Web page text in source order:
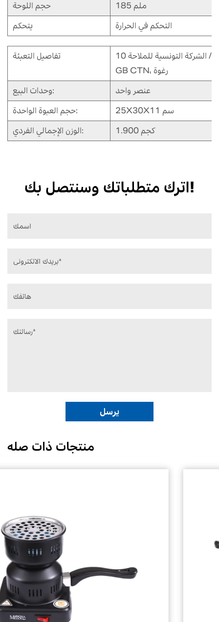
حجم اللوحة
185 ملم
يتحكم
التحكم في الحرارة
تفاصيل التعبئة
/ الشركة التونسية للملاحة
GB CTN، رغوة
وحدات البيع:
عنصر واحد
حجم العبوة الواحدة:
25X30X11 سم
الوزن الإجمالي الفردي:
1.900 كجم
اترك متطلباتك وسنتصل بك!
منتجات ذات صله